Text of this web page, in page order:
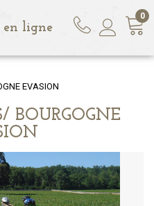
en ligne
0
EVASION
BOURGOGNE